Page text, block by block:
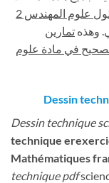
كتاب تمارين وحلول علوم المهندس 2
. وهذه تمارين
في مادة علوم
Dessin
Dessin technique
technique
Mathématiques
technique pdf